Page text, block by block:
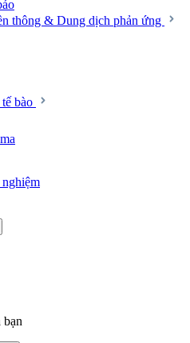
thông & Dung dịch phản ứng
bào
bạn